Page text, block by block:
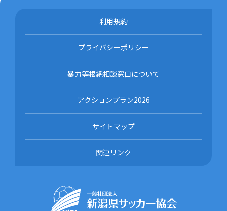
利用規約
プライバシーポリシー
暴力等根絶相談窓口について
アクションプラン2026
サイトマップ
関連リンク